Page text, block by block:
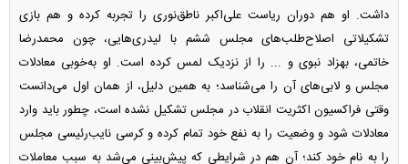
داشت. او هم دوران ریاست علی‌اکبر ناطق‌نوری را تجربه کرده و هم بازی
تشکیلاتی اصلاح‌طلب‌های مجلس ششم با لیدری‌هایی، چون محمدرضا
خاتمی، بهزاد نبوی و ... را از نزدیک لمس کرده است. او به‌خوبی معادلات
مجلس و لابی‌های آن را می‌شناسد؛ به همین دلیل، از همان اول می‌دانست
وقتی فراکسیون اکثریت انقلاب در مجلس تشکیل نشده است، چطور باید وارد
معادلات شود و وضعیت را به نفع خود تمام کرده و کرسی نایب‌رئیسی مجلس
را به نام خود کند؛ آن هم در شرایطی که پیش‌بینی می‌شد به سبب معاملات